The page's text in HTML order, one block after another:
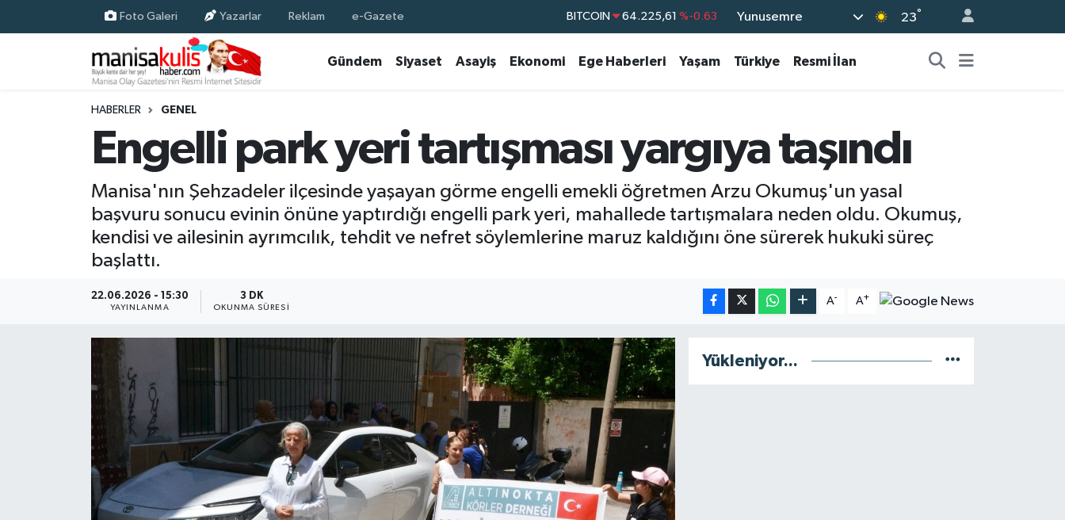
Foto Galeri Yazarlar Reklam e-Gazete DOLAR 47,7143 %0.16 Yunusemre 23°
Gündem Siyaset Asayiş Ekonomi Ege Haberleri Yaşam Türkiye Resmi İlan
HABERLER GENEL
Engelli park yeri tartışması yargıya taşındı
Manisa'nın Şehzadeler ilçesinde yaşayan görme engelli emekli öğretmen Arzu Okumuş'un yasal
başvuru sonucu evinin önüne yaptırdığı engelli park yeri, mahallede tartışmalara neden oldu. Okumuş,
kendisi ve ailesinin ayrımcılık, tehdit ve nefret söylemlerine maruz kaldığını öne sürerek hukuki süreç
başlattı.
22.06.2026 - 15:30
YAYINLANMA
3 DK
OKUNMA SÜRESI
A- A+
Yükleniyor...
Gündem
Resmi İlan
Siyaset
Yunusemre Nöbetçi Eczaneler
Yunusemre Trafik Yoğunluk Haritası
Süper Lig Puan Durumu ve Fikstür
Tüm Manşetler
Son Dakika Haberleri
Haber Arşivi